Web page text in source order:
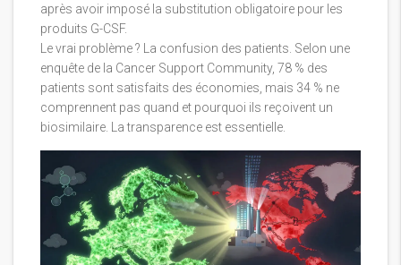
après avoir imposé la substitution obligatoire pour les
produits G-CSF.
Le vrai problème ? La confusion des patients. Selon une
enquête de la Cancer Support Community, 78 % des
patients sont satisfaits des économies, mais 34 % ne
comprennent pas quand et pourquoi ils reçoivent un
biosimilaire. La transparence est essentielle.